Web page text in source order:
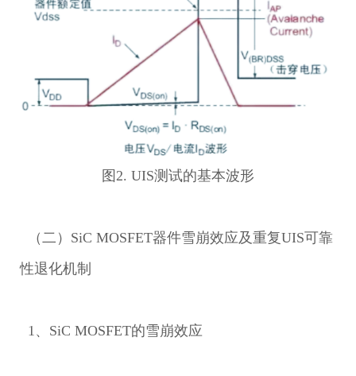
图2. UIS测试的基本波形
（二）SiC MOSFET器件雪崩效应及重复UIS可靠
性退化机制
1、SiC MOSFET的雪崩效应